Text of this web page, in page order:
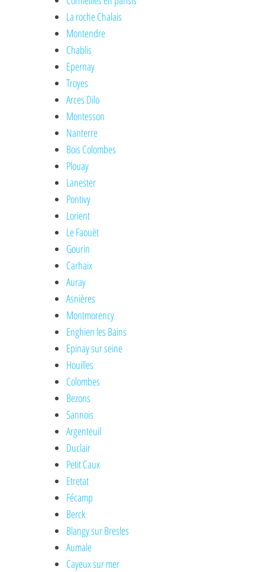
La roche Chalais
Montendre
Chablis
Epernay
Troyes
Arces Dilo
Montesson
Nanterre
Bois Colombes
Plouay
Lanester
Pontivy
Lorient
Le Faouët
Gourin
Carhaix
Auray
Asnières
Montmorency
Enghien les Bains
Epinay sur seine
Houilles
Colombes
Bezons
Sannois
Argenteuil
Duclair
Petit Caux
Etretat
Fécamp
Berck
Blangy sur Bresles
Aumale
Cayeux sur mer